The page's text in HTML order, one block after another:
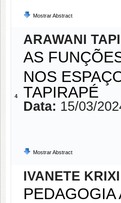
Mostrar Abstract
4
ARAWANI
AS
NOS
TAPIRAPÉ
Data: 15/03/
Mostrar Abstract
IVANETE KRIXI
PEDAGOGIA